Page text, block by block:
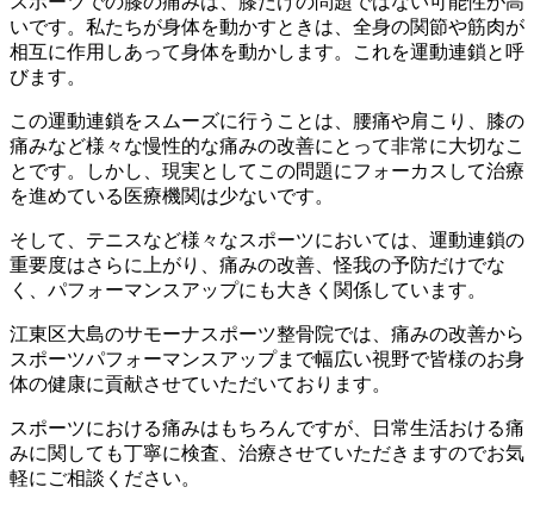
いです。私たちが身体を動かすときは、全身の関節や筋肉が
相互に作用しあって身体を動かします。これを運動連鎖と呼
びます。
この運動連鎖をスムーズに行うことは、腰痛や肩こり、膝の
痛みなど様々な慢性的な痛みの改善にとって非常に大切なこ
とです。しかし、現実としてこの問題にフォーカスして治療
を進めている医療機関は少ないです。
そして、テニスなど様々なスポーツにおいては、運動連鎖の
重要度はさらに上がり、痛みの改善、怪我の予防だけでな
く、パフォーマンスアップにも大きく関係しています。
江東区大島のサモーナスポーツ整骨院では、痛みの改善から
スポーツパフォーマンスアップまで幅広い視野で皆様のお身
体の健康に貢献させていただいております。
スポーツにおける痛みはもちろんですが、日常生活おける痛
みに関しても丁寧に検査、治療させていただきますのでお気
軽にご相談ください。